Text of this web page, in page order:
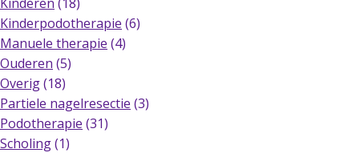
Kinderpodotherapie (6)
Manuele therapie (4)
Ouderen (5)
Overig(18)
Partiele nagelresectie (3)
Podotherapie (31)
Scholing(1)